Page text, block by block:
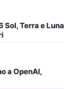
Sol, Terra e Luna
a OpenAI,